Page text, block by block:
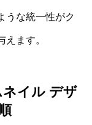
うな統一性がク
ます。
イル デザ